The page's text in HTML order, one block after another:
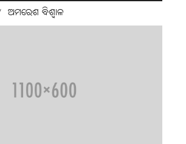
ଅମରେଶ ବିଶ୍ୱାଳ